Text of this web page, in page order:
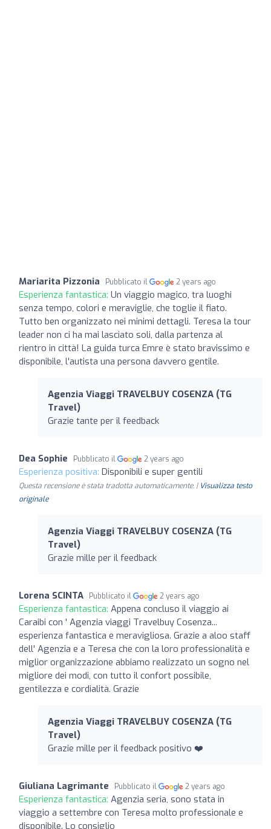
Mariarita Pizzonia Pubblicato il 2 years ago
Esperienza fantastica: Un viaggio magico, tra luoghi
senza tempo, colori e meraviglie, che toglie il fiato.
Tutto ben organizzato nei minimi dettagli. Teresa la tour
leader non ci ha mai lasciato soli, dalla partenza al
rientro in città! La guida turca Emre è stato bravissimo e
disponibile, l'autista una persona davvero gentile.
Agenzia Viaggi TRAVELBUY COSENZA (TG
Travel)
Grazie tante per il feedback
Dea Sophie Pubblicato il 2 years ago
Esperienza positiva: Disponibili e super gentili
Questa recensione è stata tradotta automaticamente. | Visualizza testo
originale
Agenzia Viaggi TRAVELBUY COSENZA (TG
Travel)
Grazie mille per il feedback
Lorena SCINTA Pubblicato il 2 years ago
Esperienza fantastica: Appena concluso il viaggio ai
Caraibi con ' Agenzia viaggi Travelbuy Cosenza...
esperienza fantastica e meravigliosa. Grazie a aloo staff
dell' Agenzia e a Teresa che con la loro professionalità e
miglior organizzazione abbiamo realizzato un sogno nel
migliore dei modi, con tutto il confort possibile,
gentilezza e cordialità. Grazie
Agenzia Viaggi TRAVELBUY COSENZA (TG
Travel)
Grazie mille per il feedback positivo ❤️
Giuliana Lagrimante Pubblicato il 2 years ago
Esperienza fantastica: Agenzia seria, sono stata in
viaggio a settembre con Teresa molto professionale e
disponibile. Lo consiglio